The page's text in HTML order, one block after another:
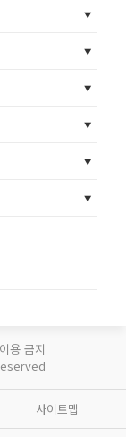
용 금지
사이트맵